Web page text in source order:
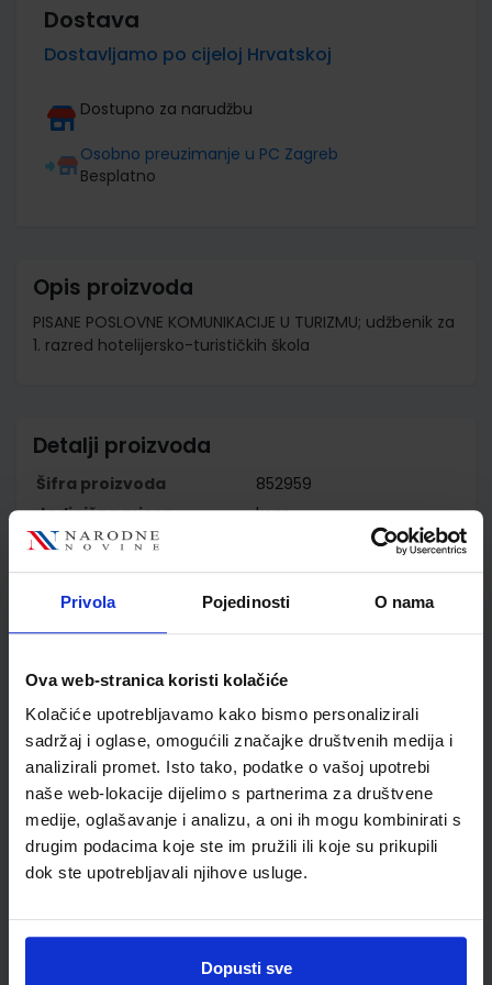
Privola Pojedinosti O nama
Ova web-stranica koristi kolačiće
Kolačiće upotrebljavamo kako bismo personalizirali
sadržaj i oglase, omogućili značajke društvenih medija i
analizirali promet. Isto tako, podatke o vašoj upotrebi
naše web-lokacije dijelimo s partnerima za društvene
medije, oglašavanje i analizu, a oni ih mogu kombinirati s
drugim podacima koje ste im pružili ili koje su prikupili
dok ste upotrebljavali njihove usluge.
Dopusti sve
Dostava
Dostavljamo po cijeloj Hrvatskoj
Dostupno za narudžbu
Osobno preuzimanje u PC Zagreb
Besplatno
Opis proizvoda
PISANE POSLOVNE KOMUNIKACIJE U TURIZMU; udžbenik za
1. razred hotelijersko-turističkih škola
Detalji proizvoda
Šifra proizvoda
852959
Jedinična mjera
kom
Nakladnik
ŠKOLSKA KNJIGA d.d.
Autor
Nada Eterović Olivera
Jurković-Majić
Vrsta škole
3 STRUKOVNA
Nastavni predmet
UGOSTITELJ.I TURIS.Š
Reg br min
2185